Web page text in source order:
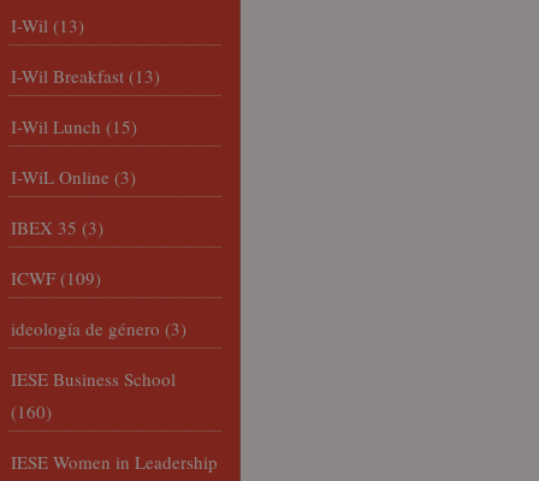
I-Wil (13)
I-Wil Breakfast (13)
I-Wil Lunch (15)
I-WiL Online (3)
IBEX 35 (3)
ICWF (109)
ideología de género (3)
IESE Business School
(160)
IESE Women in Leadership